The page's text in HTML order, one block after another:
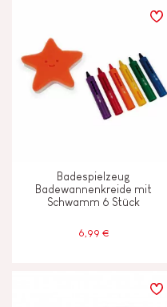
LERNEFFEKTE
Anfassen,
Ausdenken,
Bauen und
Badespielzeug
Badewannenkreide mit
Schwamm 6 Stück
6,99 €